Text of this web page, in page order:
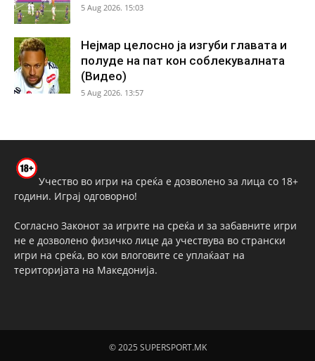
5 Aug 2026. 15:03
Нејмар целосно ја изгуби главата и
полуде на пат кон соблекувалната
(Видео)
5 Aug 2026. 13:57
Учество во игри на среќа е дозволено за лица со 18+
години. Играј одговорно!
Согласно Законот за игрите на среќа и за забавните игри
не е дозволено физичко лице да учествува во странски
игри на среќа, во кои влоговите се уплаќаат на
територијата на Македонија.
© 2025 SUPERSPORT.MK